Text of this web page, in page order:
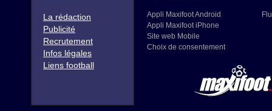
La rédaction
Publicité
Recrutement
Infos légales
Liens football
Appli Maxifoot Android
Appli Maxifoot iPhone
Site web Mobile
Choix de consentement